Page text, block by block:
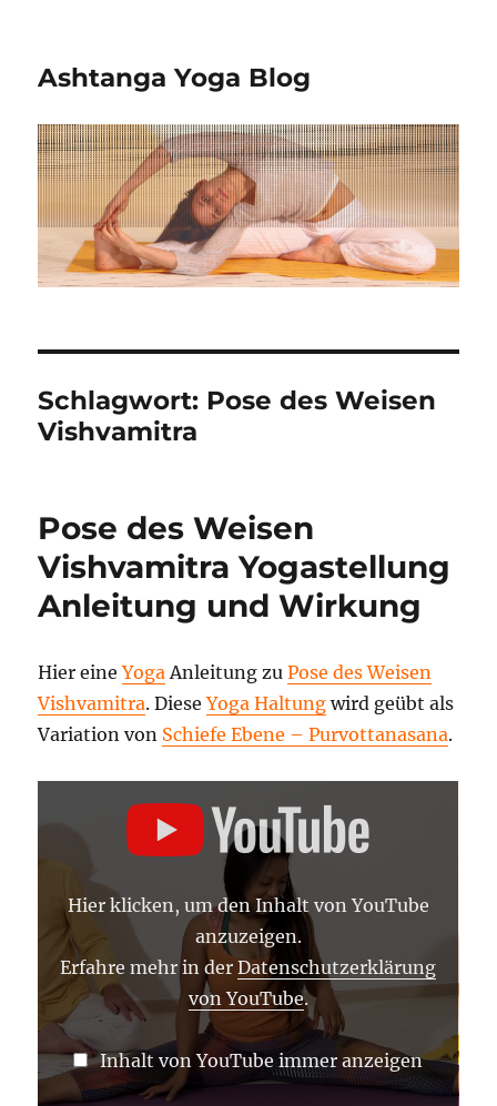
Ashtanga Yoga Blog
Schlagwort: Pose des Weisen
Vishvamitra
Pose des Weisen
Vishvamitra Yogastellung
Anleitung und Wirkung
Hier eineYoga Anleitung zuPose des Weisen
Vishvamitra. DieseYoga Haltung wird geübt als
Variation von Schiefe Ebene – Purvottanasana.
„POSE
VISHVAMITRA
–
ASANA
LEXIKON“
VON
YOUTUBE
ANZEIGEN
Hier klicken, um den Inhalt von YouTube
anzuzeigen.
Erfahre mehr in derDatenschutzerklärung
von YouTube.
Inhalt von YouTube immer anzeigen